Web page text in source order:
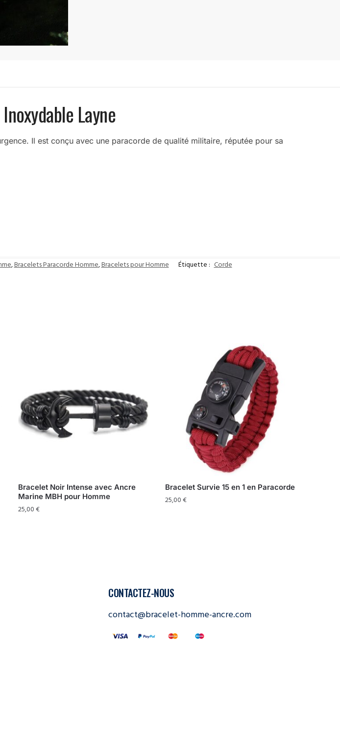
Layne
Il est conçu avec une paracorde de qualité militaire, réputée pour sa
,Bracelets Paracorde Homme,Bracelets pour Homme Étiquette : Corde
Bracelet Noir Intense avec Ancre
Marine MBH pour Homme
25,00€
Bracelet Survie 15 en 1 en Paracorde
25,00€
CONTACTEZ-NOUS
contact@bracelet-homme-ancre.com